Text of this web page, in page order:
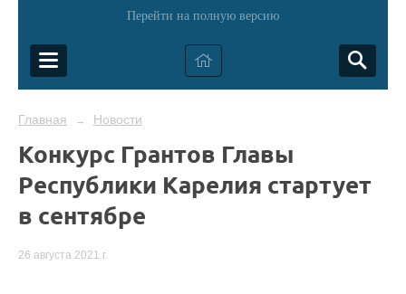
Перейти на полную версию
Главная → Новости
Конкурс Грантов Главы
Республики Карелия стартует
в сентябре
26 августа 2021 г.